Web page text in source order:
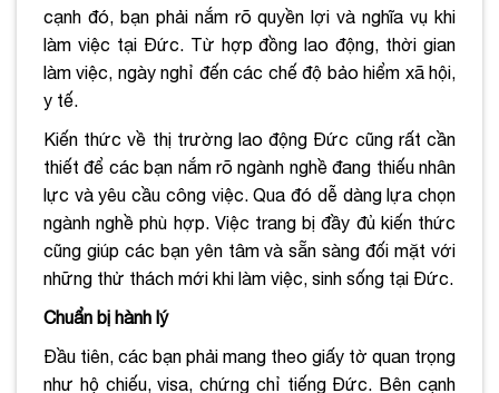
cạnh đó, bạn phải nắm rõ quyền lợi và nghĩa vụ khi
làm việc tại Đức. Từ hợp đồng lao động, thời gian
làm việc, ngày nghỉ đến các chế độ bảo hiểm xã hội,
y tế.
Kiến thức về thị trường lao động Đức cũng rất cần
thiết để các bạn nắm rõ ngành nghề đang thiếu nhân
lực và yêu cầu công việc. Qua đó dễ dàng lựa chọn
ngành nghề phù hợp. Việc trang bị đầy đủ kiến thức
cũng giúp các bạn yên tâm và sẵn sàng đối mặt với
những thử thách mới khi làm việc, sinh sống tại Đức.
Chuẩn bị hành lý
Đầu tiên, các bạn phải mang theo giấy tờ quan trọng
như hộ chiếu, visa, chứng chỉ tiếng Đức. Bên cạnh